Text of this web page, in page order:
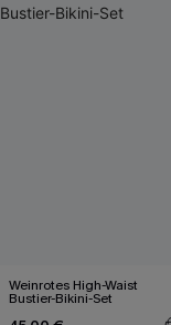
Weinrotes High-Waist
Bustier-Bikini-Set